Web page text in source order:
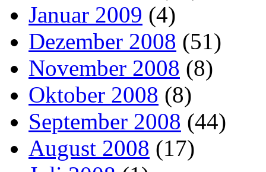
Januar 2009 (4)
Dezember 2008 (51)
November 2008 (8)
Oktober 2008 (8)
September 2008 (44)
August 2008 (17)